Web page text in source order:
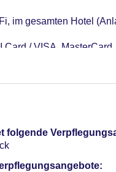
im gesamten Hotel
Card / VISA,
pro Tag ca. 15 EUR,
Konferenzräume: 6,
folgende